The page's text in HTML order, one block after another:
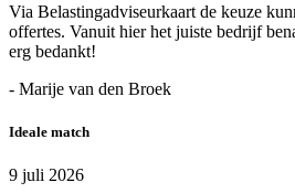
Via Belastingadviseurkaart de keuze
offertes. Vanuit hier het juiste bedrijf
erg bedankt!
- Marije van den Broek
Ideale match
9 juli 2026